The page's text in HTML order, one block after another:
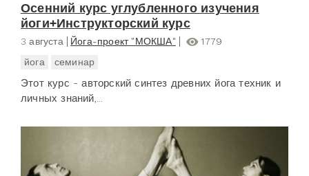
Осенний курс углубленного изучения
йоги+Инструкторский курс
3 августа Йога-проект "МОКША"
1779
йога
семинар
Этот курс - авторский синтез древних йога техник и
личных знаний,...